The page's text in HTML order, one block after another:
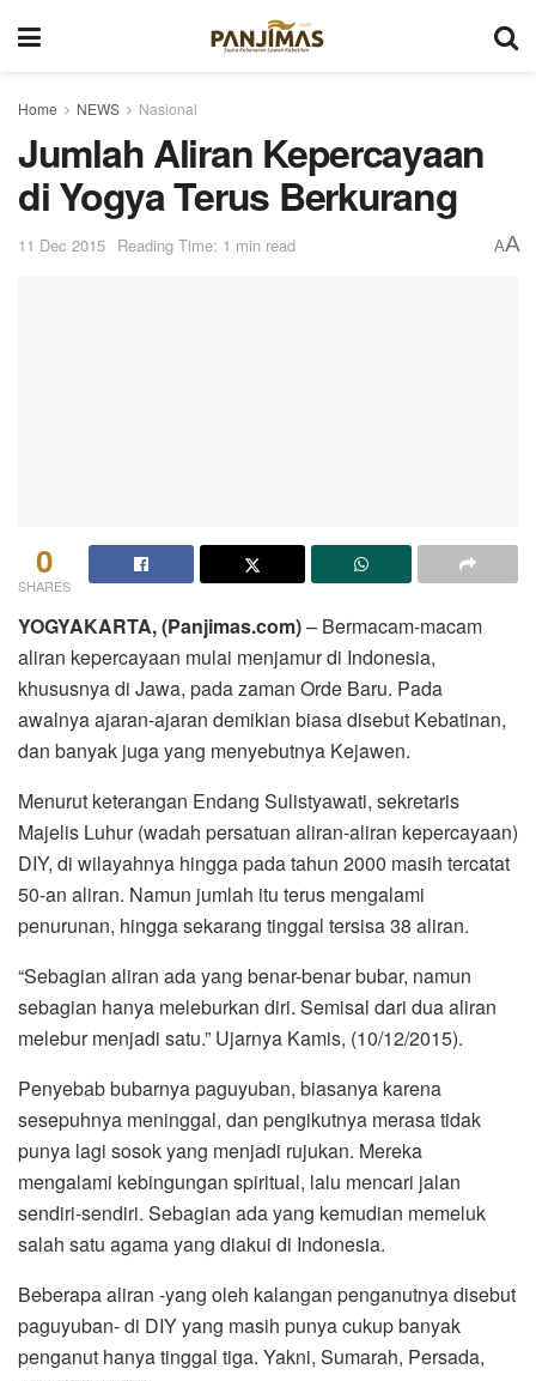
Home NEWS Nasional
Jumlah Aliran Kepercayaan
di Yogya Terus Berkurang
11 Dec 2015 Reading Time: 1 min read AA
0
SHARES
YOGYAKARTA, (Panjimas.com)– Bermacam-macam
aliran kepercayaan mulai menjamur di Indonesia,
khususnya di Jawa, pada zaman Orde Baru. Pada
awalnya ajaran-ajaran demikian biasa disebut Kebatinan,
dan banyak juga yang menyebutnya Kejawen.
Menurut keterangan Endang Sulistyawati, sekretaris
Majelis Luhur (wadah persatuan aliran-aliran kepercayaan)
DIY, di wilayahnya hingga pada tahun 2000 masih tercatat
50-an aliran. Namun jumlah itu terus mengalami
penurunan, hingga sekarang tinggal tersisa 38 aliran.
“Sebagian aliran ada yang benar-benar bubar, namun
sebagian hanya meleburkan diri. Semisal dari dua aliran
melebur menjadi satu.” Ujarnya Kamis, (10/12/2015).
Penyebab bubarnya paguyuban, biasanya karena
sesepuhnya meninggal, dan pengikutnya merasa tidak
punya lagi sosok yang menjadi rujukan. Mereka
mengalami kebingungan spiritual, lalu mencari jalan
sendiri-sendiri. Sebagian ada yang kemudian memeluk
salah satu agama yang diakui di Indonesia.
Beberapa aliran -yang oleh kalangan penganutnya disebut
paguyuban- di DIY yang masih punya cukup banyak
penganut hanya tinggal tiga. Yakni, Sumarah, Persada,